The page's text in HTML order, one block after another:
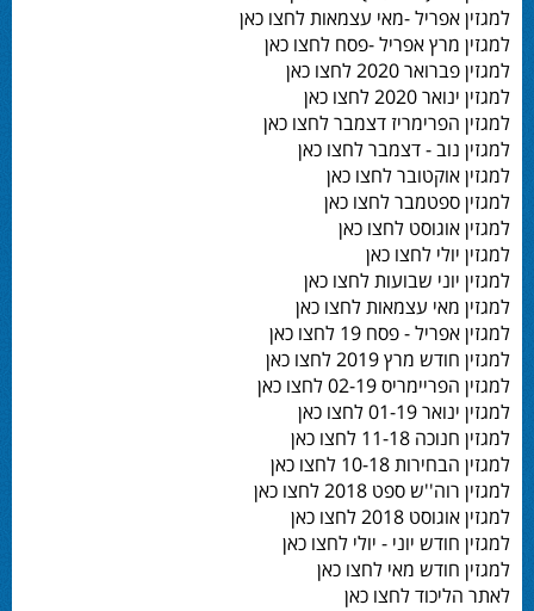
למגזין אפריל -מאי עצמאות לחצו כאן
למגזין מרץ אפריל -פסח לחצו כאן
למגזין פברואר 2020 לחצו כאן
למגזין ינואר 2020 לחצו כאן
למגזין הפרימריז דצמבר לחצו כאן
למגזין נוב - דצמבר לחצו כאן
למגזין אוקטובר לחצו כאן
למגזין ספטמבר לחצו כאן
למגזין אוגוסט לחצו כאן
למגזין יולי לחצו כאן
למגזין יוני שבועות לחצו כאן
למגזין מאי עצמאות לחצו כאן
למגזין אפריל - פסח 19 לחצו כאן
למגזין חודש מרץ 2019 לחצו כאן
למגזין הפריימריס 02-19 לחצו כאן
למגזין ינואר 01-19 לחצו כאן
למגזין חנוכה 11-18 לחצו כאן
למגזין הבחירות 10-18 לחצו כאן
למגזין רוה''ש ספט 2018 לחצו כאן
למגזין אוגוסט 2018 לחצו כאן
למגזין חודש יוני - יולי לחצו כאן
למגזין חודש מאי לחצו כאן
לאתר הליכוד לחצו כאן